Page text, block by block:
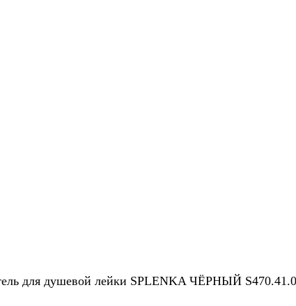
для душевой лейки SPLENKA ЧЁРНЫЙ